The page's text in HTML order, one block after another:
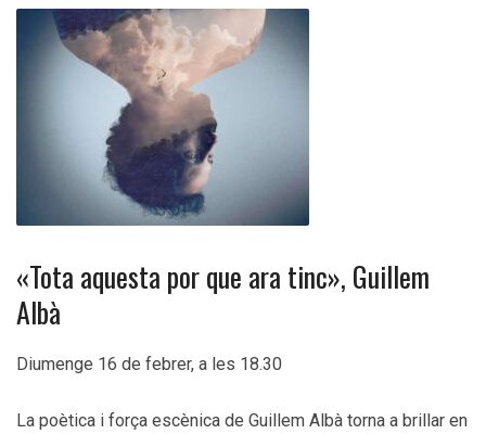
«Tota aquesta por que ara tinc», Guillem
Albà
Diumenge 16 de febrer, a les 18.30
La poètica i força escènica de Guillem Albà torna a brillar en